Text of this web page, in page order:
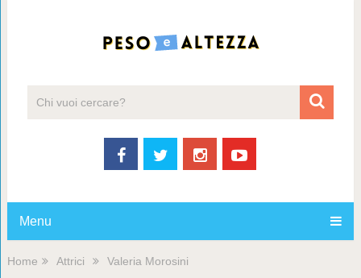
Menu
Home Attrici Valeria Morosini